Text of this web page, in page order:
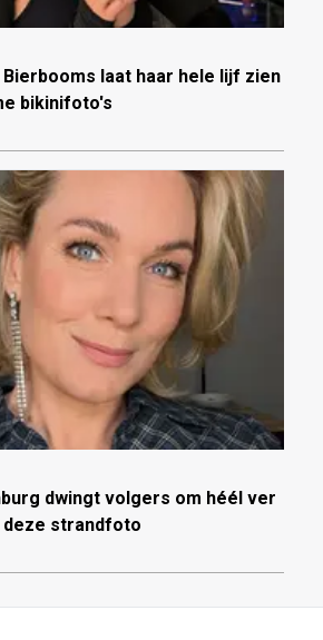
laat haar hele lijf zien
bikinifoto's
dwingt volgers om héél ver
deze strandfoto